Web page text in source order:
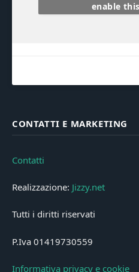
enable
CONTATTI E MARKETING
Contatti
Realizzazione: Jizzy.net
Tutti i diritti riservati
P.Iva 01419730559
Informativa privacy e cookie